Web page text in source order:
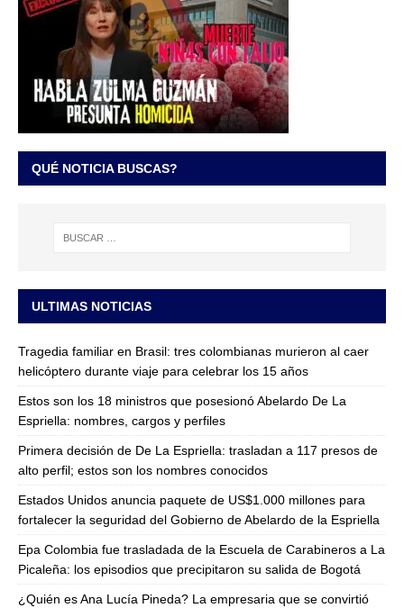
QUÉ NOTICIA BUSCAS?
ULTIMAS NOTICIAS
Tragedia familiar en Brasil: tres colombianas murieron al caer
helicóptero durante viaje para celebrar los 15 años
Estos son los 18 ministros que posesionó Abelardo De La
Espriella: nombres, cargos y perfiles
Primera decisión de De La Espriella: trasladan a 117 presos de
alto perfil; estos son los nombres conocidos
Estados Unidos anuncia paquete de US$1.000 millones para
fortalecer la seguridad del Gobierno de Abelardo de la Espriella
Epa Colombia fue trasladada de la Escuela de Carabineros a La
Picaleña: los episodios que precipitaron su salida de Bogotá
¿Quién es Ana Lucía Pineda? La empresaria que se convirtió